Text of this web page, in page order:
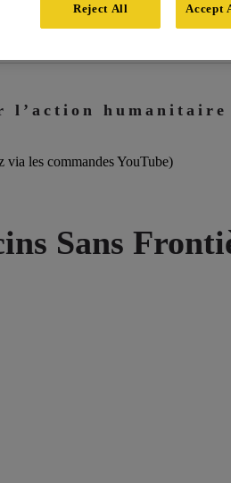
via les commandes YouTube)
Sans
Reject All Accept